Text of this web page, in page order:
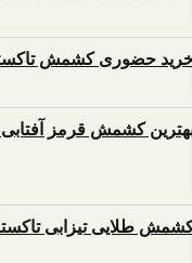
حضوری کشمش
کشمش قرمز آفتابی
طلایی تیزابی